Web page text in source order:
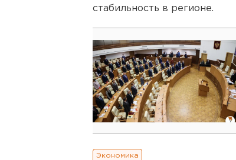
стабильность в регионе.
Экономика